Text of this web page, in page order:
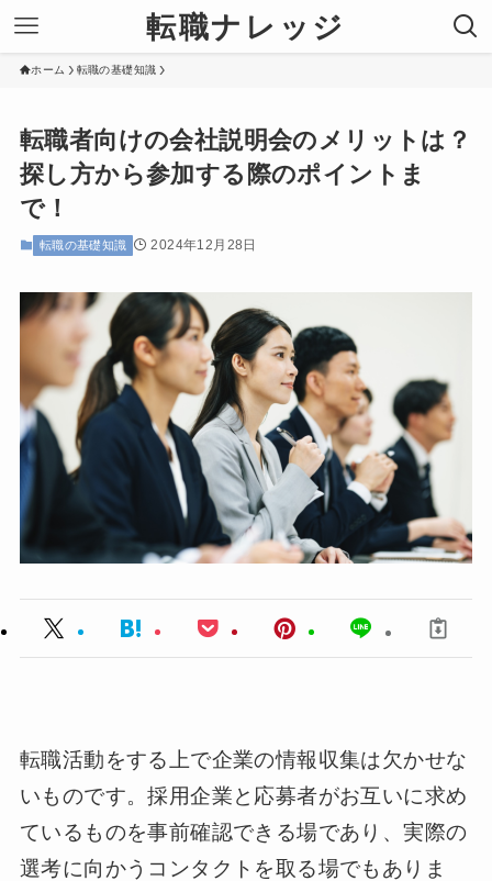
転職ナレッジ
ホーム 転職の基礎知識
転職者向けの会社説明会のメリットは？
探し方から参加する際のポイントま
で！
転職の基礎知識 2024年12月28日
転職活動をする上で企業の情報収集は欠かせな
いものです。採用企業と応募者がお互いに求め
ているものを事前確認できる場であり、実際の
選考に向かうコンタクトを取る場でもありま